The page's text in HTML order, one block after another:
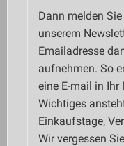
Dann melden
unserem
Emailadresse
aufnehmen. So
eine E-mail in
Wichtiges
Einkaufstage,
Wir vergessen